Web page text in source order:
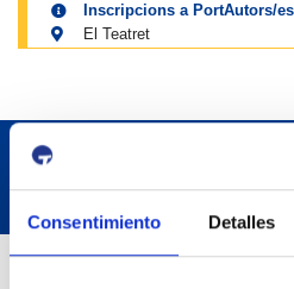
Consentimiento Detalles
Inscripcions a PortAutors/
El Teatret